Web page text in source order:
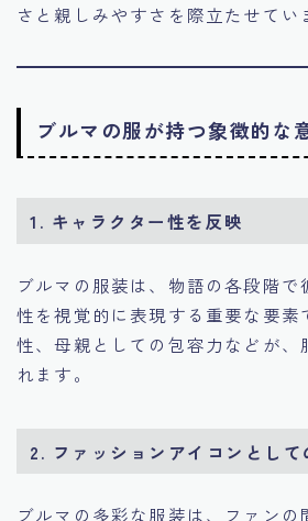
さと親しみやすさを際立たせてい
ブルマの服が持つ象徴的な
1. キャラクター性を反映
ブルマの服装は、物語の各段階で
性を視覚的に表現する重要な要素
性、母親としての包容力などが、
れます。
2. ファッションアイコンとして
ブルマの多彩な服装は、ファンの